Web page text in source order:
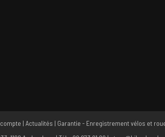
| Actualités | Garantie - Enregistrement vélos et